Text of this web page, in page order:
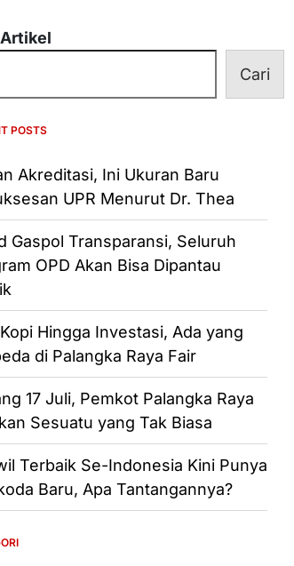
Cari
POSTS
Akreditasi, Ini Ukuran Baru
UPR Menurut Dr. Thea
Gaspol Transparansi, Seluruh
OPD Akan Bisa Dipantau
Hingga Investasi, Ada yang
di Palangka Raya Fair
17 Juli, Pemkot Palangka Raya
Sesuatu yang Tak Biasa
Terbaik Se-Indonesia Kini Punya
Baru, Apa Tantangannya?